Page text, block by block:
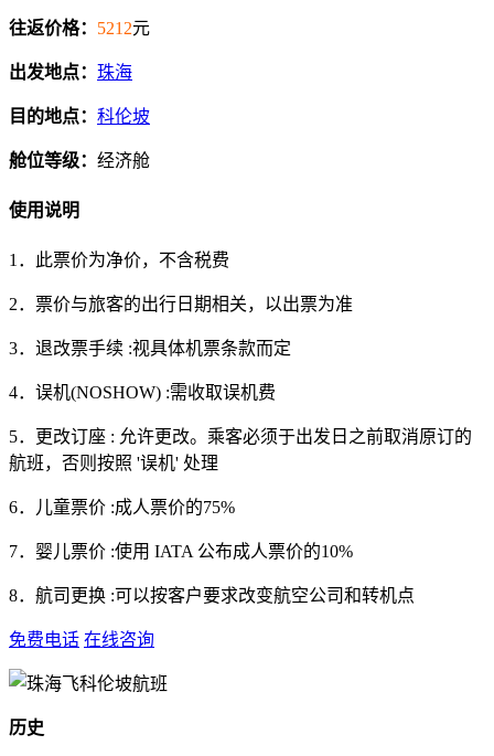
往返价格： 5212元
出发地点： 珠海
目的地点： 科伦坡
舱位等级： 经济舱
使用说明
1．此票价为净价，不含税费
2．票价与旅客的出行日期相关，以出票为准
3．退改票手续 :视具体机票条款而定
4．误机(NOSHOW) :需收取误机费
5．更改订座 : 允许更改。乘客必须于出发日之前取消原订的
航班，否则按照 '误机' 处理
6．儿童票价 :成人票价的75%
7．婴儿票价 :使用 IATA 公布成人票价的10%
8．航司更换 :可以按客户要求改变航空公司和转机点
免费电话 在线咨询
历史